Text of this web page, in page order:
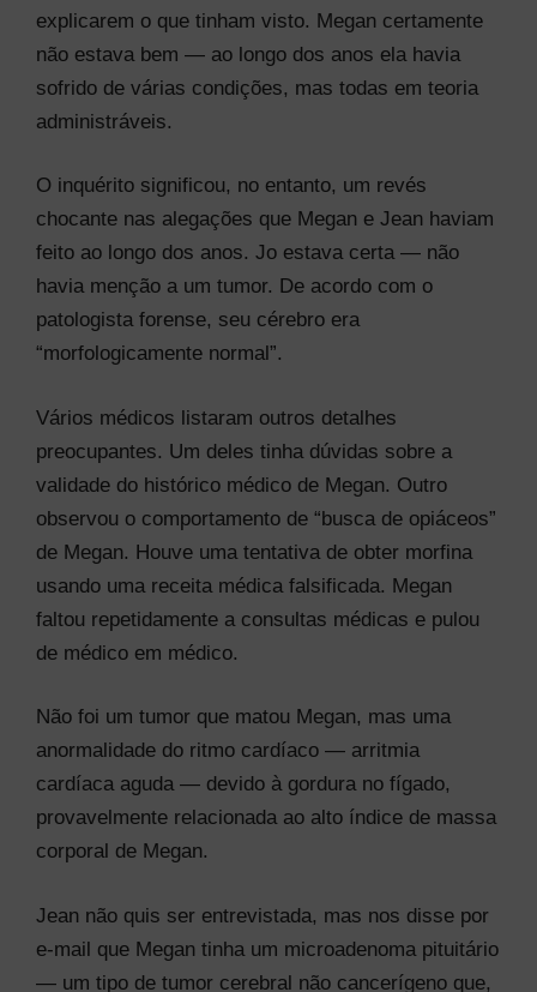
explicarem o que tinham visto. Megan certamente
não estava bem — ao longo dos anos ela havia
sofrido de várias condições, mas todas em teoria
administráveis.
O inquérito significou, no entanto, um revés
chocante nas alegações que Megan e Jean haviam
feito ao longo dos anos. Jo estava certa — não
havia menção a um tumor. De acordo com o
patologista forense, seu cérebro era
“morfologicamente normal”.
Vários médicos listaram outros detalhes
preocupantes. Um deles tinha dúvidas sobre a
validade do histórico médico de Megan. Outro
observou o comportamento de “busca de opiáceos”
de Megan. Houve uma tentativa de obter morfina
usando uma receita médica falsificada. Megan
faltou repetidamente a consultas médicas e pulou
de médico em médico.
Não foi um tumor que matou Megan, mas uma
anormalidade do ritmo cardíaco — arritmia
cardíaca aguda — devido à gordura no fígado,
provavelmente relacionada ao alto índice de massa
corporal de Megan.
Jean não quis ser entrevistada, mas nos disse por
e-mail que Megan tinha um microadenoma pituitário
— um tipo de tumor cerebral não cancerígeno que,